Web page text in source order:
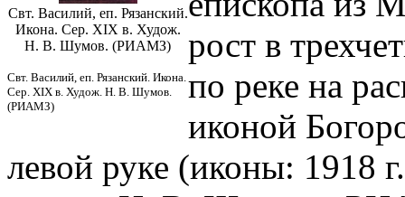
Свт. Василий, еп. Рязанский.
Икона. Сер. XIX в. Худож.
Н. В. Шумов. (РИАМЗ)
Свт. Василий, еп. Рязанский. Икона.
Сер. XIX в. Худож. Н. В. Шумов.
(РИАМЗ)
рост в
по реке на
иконой
левой руке (иконы: